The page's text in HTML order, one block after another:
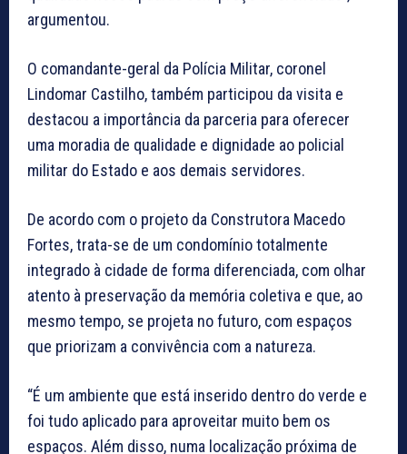
argumentou.
O comandante-geral da Polícia Militar, coronel
Lindomar Castilho, também participou da visita e
destacou a importância da parceria para oferecer
uma moradia de qualidade e dignidade ao policial
militar do Estado e aos demais servidores.
De acordo com o projeto da Construtora Macedo
Fortes, trata-se de um condomínio totalmente
integrado à cidade de forma diferenciada, com olhar
atento à preservação da memória coletiva e que, ao
mesmo tempo, se projeta no futuro, com espaços
que priorizam a convivência com a natureza.
“É um ambiente que está inserido dentro do verde e
foi tudo aplicado para aproveitar muito bem os
espaços. Além disso, numa localização próxima de